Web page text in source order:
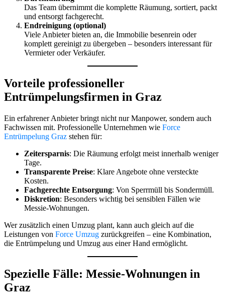
Das Team übernimmt die komplette Räumung, sortiert, packt
und entsorgt fachgerecht.
Endreinigung (optional)
Viele Anbieter bieten an, die Immobilie besenrein oder
komplett gereinigt zu übergeben – besonders interessant für
Vermieter oder Verkäufer.
Vorteile professioneller
Entrümpelungsfirmen in Graz
Ein erfahrener Anbieter bringt nicht nur Manpower, sondern auch
Fachwissen mit. Professionelle Unternehmen wie Force
Entrümpelung Graz stehen für:
Zeitersparnis: Die Räumung erfolgt meist innerhalb weniger
Tage.
Transparente Preise: Klare Angebote ohne versteckte
Kosten.
Fachgerechte Entsorgung: Von Sperrmüll bis Sondermüll.
Diskretion: Besonders wichtig bei sensiblen Fällen wie
Messie-Wohnungen.
Wer zusätzlich einen Umzug plant, kann auch gleich auf die
Leistungen von Force Umzug zurückgreifen – eine Kombination,
die Entrümpelung und Umzug aus einer Hand ermöglicht.
Spezielle Fälle: Messie-Wohnungen in
Graz